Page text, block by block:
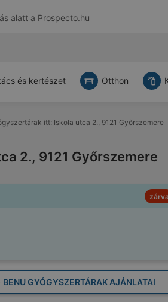
alatt a Prospecto.hu
és kertészet Otthon
itt: Iskola utca 2., 9121 Győrszemere
2., 9121 Győrszemere
zárva
GYÓGYSZERTÁRAK AJÁNLATAI